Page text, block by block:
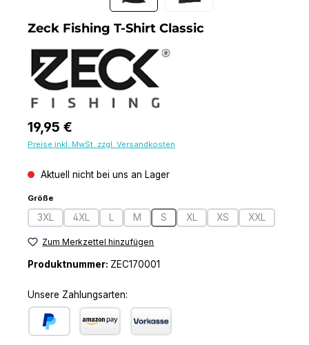
Zeck Fishing T-Shirt Classic
Regulärer Preis:
19,95 €
Preise inkl. MwSt. zzgl. Versandkosten
Aktuell nicht bei uns an Lager
Größe
3XL(Diese Option ist zurzeit nicht verfügbar.)
4XL(Diese Option ist zurzeit nicht verfügbar.)
L
(Diese Option ist zurzeit nicht verfügbar.)
M(Diese Option ist zurzeit nicht verfügbar.)
S(Diese Option ist zurzeit nicht
XL(Diese Option ist zurzeit
XS(Diese Option ist
XXL(Diese
Zum Merkzettel hinzufügen
Produktnummer: ZEC170001
Unsere Zahlungsarten: